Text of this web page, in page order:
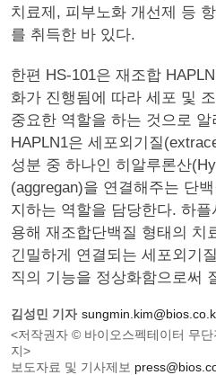
치료제, 피부노화 개선제 등
를 취득한 바 있다.
한편 HS-101은 재조합
화가 진행됨에 따라 세포 및
중요한 역할을 하는 것으로
HAPLN1은 세포외기질
성분 중 하나인 히알루론산
(aggregan)을 연결해주는 단
지하는 역할을 담당한다. 하
용해 재조합단백질 형태의 치
긴밀하게 연결되는 세포외기
직의 기능을 정상화함으로써
김성민 기자
<저작권자 © 바이오스펙테이터 무
지>
보도자료 및 기사제보